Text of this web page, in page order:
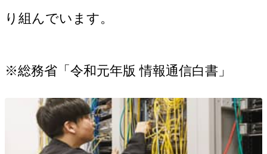
り組んでいます。
※総務省「令和元年版 情報通信白書」